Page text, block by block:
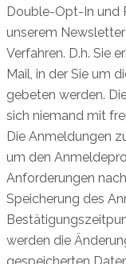
Double-Opt-In und
unserem
Verfahren. D.h. Sie
Mail, in der Sie um
gebeten werden.
sich niemand mit
Die Anmeldungen
um den
Anforderungen
Speicherung des
werden die